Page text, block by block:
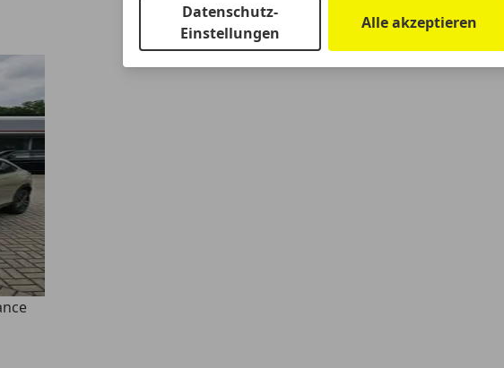
Datenschutz-
Einstellungen
Alle akzeptieren